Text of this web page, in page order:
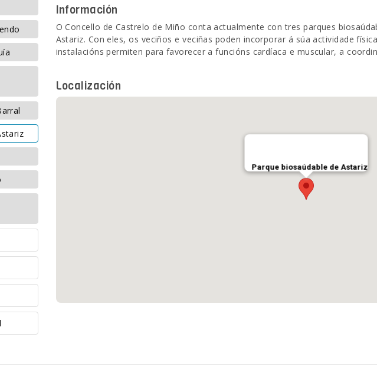
Información
O Concello de Castrelo de Miño conta actualmente con tres parques
Astariz. Con eles, os veciños e veciñas poden incorporar á súa actividade
instalacións permiten para favorecer a funcións cardíaca e muscular, a
Localización